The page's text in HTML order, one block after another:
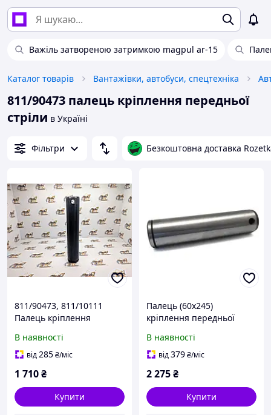
Важіль затвореною затримкою magpul ar-15
Каталог товарів Вантажівки, автобуси, спецтехніка
811/90473 палець кріплення передньої
стріли в Україні
Фільтри Безкоштовна доставка
811/90473, 811/10111
Палець кріплення
ОЕМ
В наявності
від285₴/міс
1 710₴
Купити
Палець (60х245)
кріплення передньої
811/90473
В наявності
від379₴/міс
2 275₴
Купити